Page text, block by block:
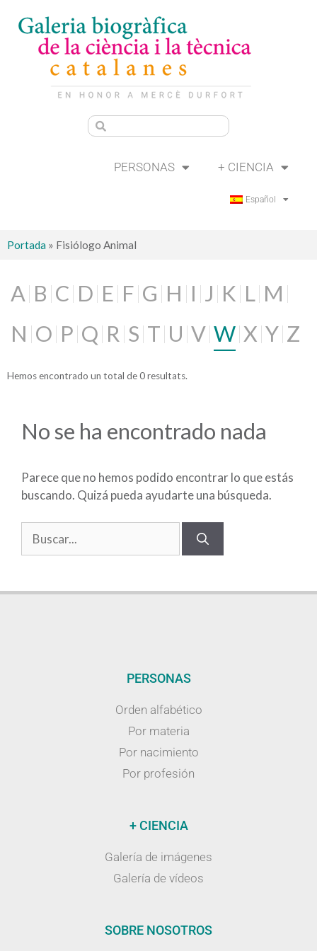
PERSONAS + CIENCIA
Español
Portada » Fisiólogo Animal
A B C D E F G H I J K L M
N O P Q R S T U V W X Y Z
Hemos encontrado un total de 0 resultats.
No se ha encontrado nada
Parece que no hemos podido encontrar lo que estás
buscando. Quizá pueda ayudarte una búsqueda.
PERSONAS
Orden alfabético
Por materia
Por nacimiento
Por profesión
+ CIENCIA
Galería de imágenes
Galería de vídeos
SOBRE NOSOTROS